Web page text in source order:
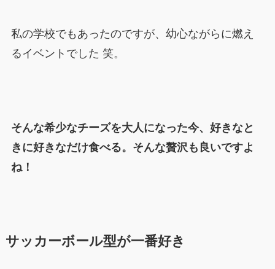
私の学校でもあったのですが、幼心ながらに燃え
るイベントでした 笑。
そんな希少なチーズを大人になった今、好きなと
きに好きなだけ食べる。そんな贅沢も良いですよ
ね！
サッカーボール型が一番好き